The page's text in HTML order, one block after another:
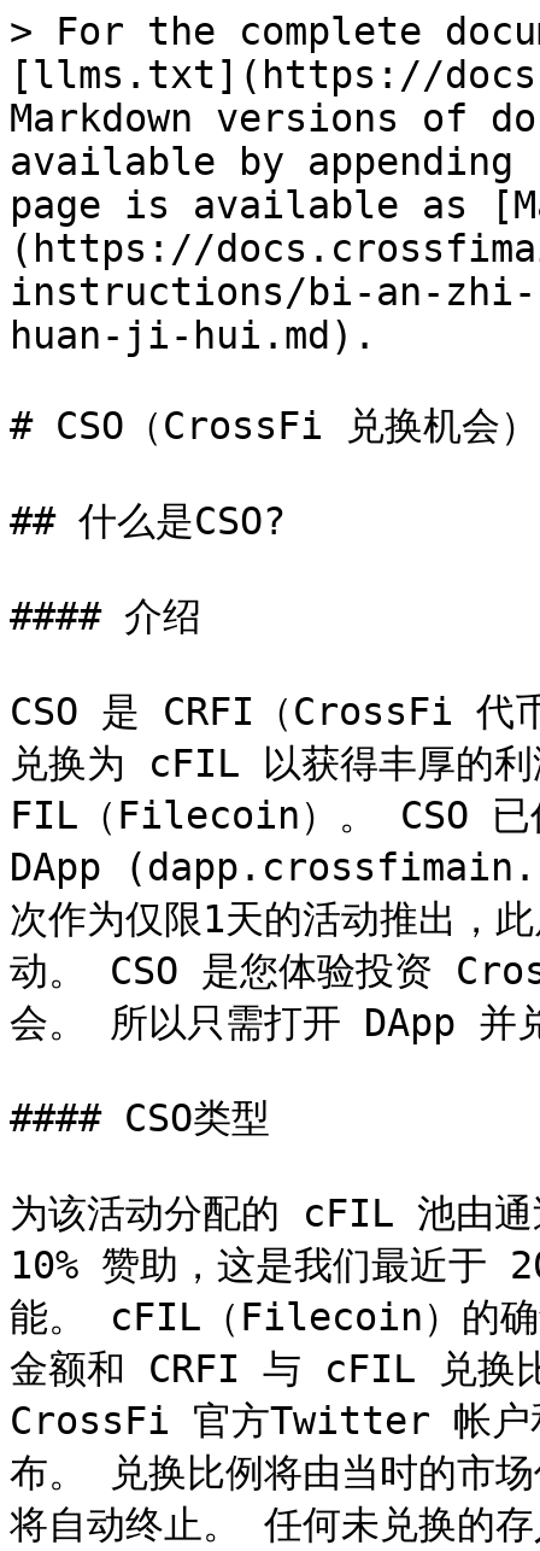
> For the complete
[llms.txt](https://
Markdown versions of
available by
page is available as
(https://
instructions/bi-an-
huan-ji-hui.md).
# CSO（CrossFi 兑换机会）
## 什么是CSO?
#### 介绍
CSO 是 CRFI（CrossFi 代
兑换为 cFIL 以获得丰厚的
FIL（Filecoin）。 CSO 已
DApp
次作为仅限1天的活动推出，
动。 CSO 是您体验投资
会。 所以只需打开 DApp 并
#### CSO类型
为该活动分配的 cFIL 池由
10% 赞助，这是我们最近
能。 cFIL（Filecoin）的确
金额和 CRFI 与 cFIL 兑换
CrossFi 官方Twitter 帐户
布。 兑换比例将由当时的市
将自动终止。 任何未兑换的